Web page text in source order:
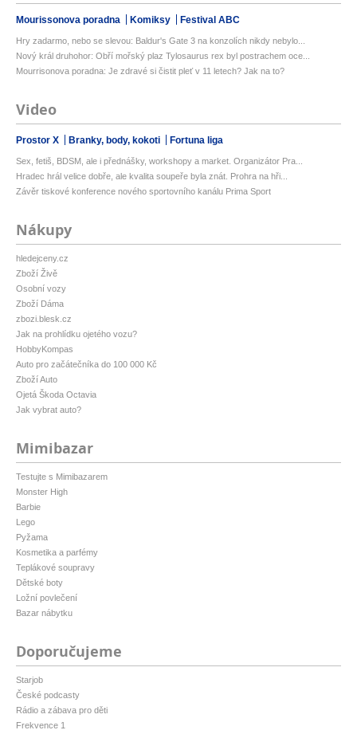
Mourissonova poradna Komiksy Festival ABC
Hry zadarmo, nebo se slevou: Baldur's Gate 3 na konzolích nikdy nebylo...
Nový král druhohor: Obří mořský plaz Tylosaurus rex byl postrachem oce...
Mourrisonova poradna: Je zdravé si čistit pleť v 11 letech? Jak na to?
Video
Prostor X Branky, body, kokoti Fortuna liga
Sex, fetiš, BDSM, ale i přednášky, workshopy a market. Organizátor Pra...
Hradec hrál velice dobře, ale kvalita soupeře byla znát. Prohra na hři...
Závěr tiskové konference nového sportovního kanálu Prima Sport
Nákupy
hledejceny.cz
Zboží Živě
Osobní vozy
Zboží Dáma
zbozi.blesk.cz
Jak na prohlídku ojetého vozu?
HobbyKompas
Auto pro začátečníka do 100 000 Kč
Zboží Auto
Ojetá Škoda Octavia
Jak vybrat auto?
Mimibazar
Testujte s Mimibazarem
Monster High
Barbie
Lego
Pyžama
Kosmetika a parfémy
Teplákové soupravy
Dětské boty
Ložní povlečení
Bazar nábytku
Doporučujeme
Starjob
České podcasty
Rádio a zábava pro děti
Frekvence 1